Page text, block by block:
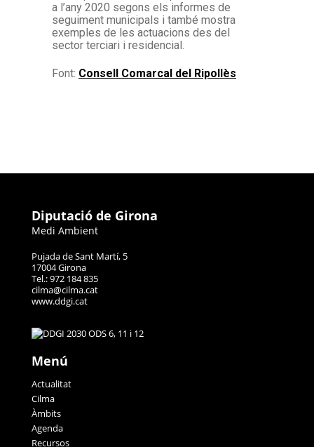
a l’any 2020 segons els informes de
seguiment municipals i també mostra
exemples de les actuacions des del
sector terciari i residencial.
Font: Consell Comarcal del Ripollès
Diputació de Girona
Medi Ambient
Pujada de Sant Martí, 5
17004 Girona
Tel.: 972 184 835
cilma@cilma.cat
www.ddgi.cat
Menú
Actualitat
Cilma
Àmbits
Agenda
Recursos